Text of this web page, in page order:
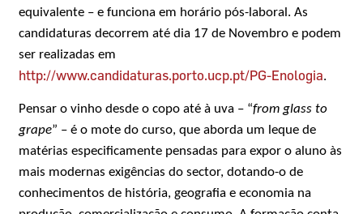
equivalente – e funciona em horário pós-laboral. As
candidaturas decorrem até dia 17 de Novembro e podem
ser realizadas em
http://www.candidaturas.porto.ucp.pt/PG-Enologia.
Pensar o vinho desde o copo até à uva – “from glass to
grape” – é o mote do curso, que aborda um leque de
matérias especificamente pensadas para expor o aluno às
mais modernas exigências do sector, dotando-o de
conhecimentos de história, geografia e economia na